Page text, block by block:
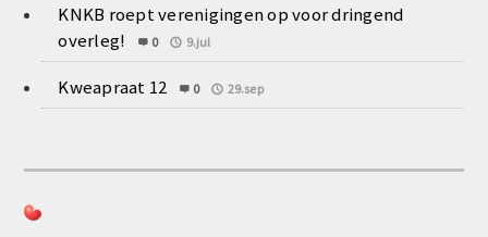
KNKB roept verenigingen op voor dringend
overleg!
0 9.jul
Kweapraat 12 0 29.sep